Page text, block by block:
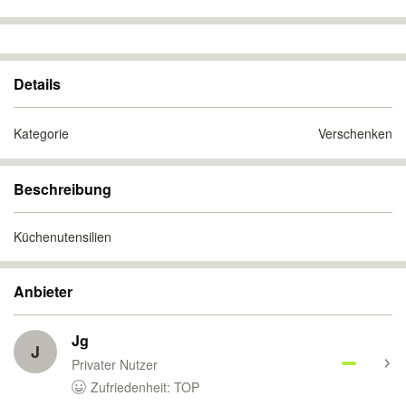
Details
Kategorie Verschenken
Beschreibung
Küchenutensilien
Anbieter
J Jg
Privater Nutzer
Zufriedenheit: TOP